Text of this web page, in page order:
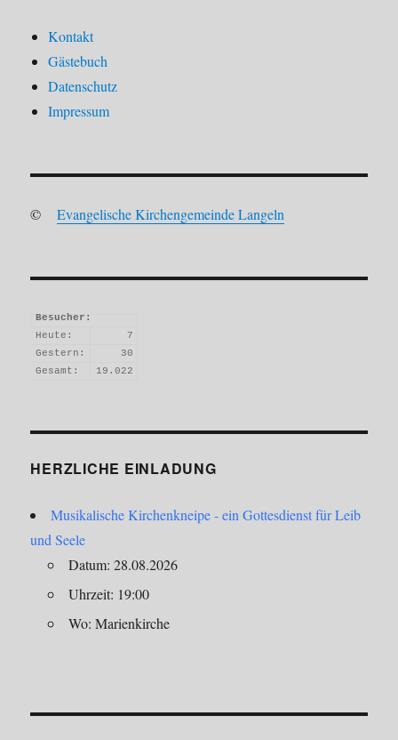
Kontakt
Gästebuch
Datenschutz
Impressum
©Evangelische Kirchengemeinde Langeln
Besucher:
Heute:
7
Gestern:
30
Gesamt:
19.022
HERZLICHE EINLADUNG
Musikalische Kirchenkneipe - ein Gottesdienst für Leib
und Seele
Datum: 28.08.2026
Uhrzeit: 19:00
Wo: Marienkirche